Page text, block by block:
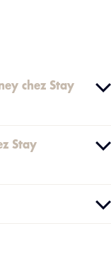
chez Stay
Stay